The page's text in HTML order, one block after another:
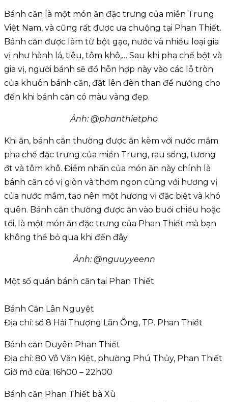
Bánh căn là một món ăn đặc trưng của miền Trung
Việt Nam, và cũng rất được ưa chuộng tại Phan Thiết.
Bánh căn được làm từ bột gạo, nước và nhiều loại gia
vị như hành lá, tiêu, tôm khô,… Sau khi pha chế bột và
gia vị, người bánh sẽ đổ hỗn hợp này vào các lỗ tròn
của khuôn bánh căn, đặt lên đèn than để nướng cho
đến khi bánh căn có màu vàng đẹp.
Ảnh: @phanthietpho
Khi ăn, bánh căn thường được ăn kèm với nước mắm
pha chế đặc trưng của miền Trung, rau sống, tương
ớt và tôm khô. Điểm nhấn của món ăn này chính là
bánh căn có vị giòn và thơm ngon cùng với hương vị
của nước mắm, tạo nên một hương vị đặc biệt và khó
quên. Bánh căn thường được ăn vào buổi chiều hoặc
tối, là một món ăn đặc trưng của Phan Thiết mà bạn
không thể bỏ qua khi đến đây.
Ảnh: @nguuyyeenn
Một số quán bánh căn tại Phan Thiết
Bánh Căn Lân Nguyệt
Địa chỉ: số 8 Hải Thượng Lãn Ông, TP. Phan Thiết
Bánh căn Duyên Phan Thiết
Địa chỉ: 80 Võ Văn Kiệt, phường Phú Thủy, Phan Thiết
Giờ mở cửa: 16h00 – 22h00
Bánh căn Phan Thiết bà Xù